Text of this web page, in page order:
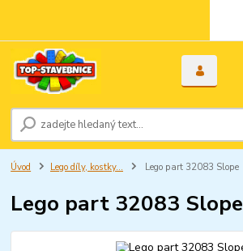
Úvod Lego díly, kostky... Lego part 32083 Slope
Lego part 32083 Slope